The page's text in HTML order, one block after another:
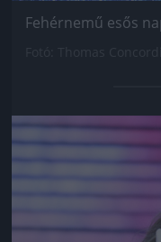
Fehérnemű esős